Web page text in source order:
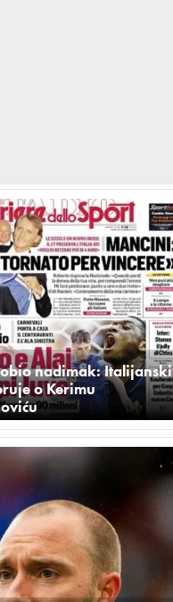
nadimak: Italijanski
o Kerimu